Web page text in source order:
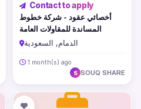
Contact to apply
أخصائي عقود - شركة خطوط
المساندة للمقاولات العامة
الدمام, السعودية
1 month(s) ago
S SOUQ SHARE